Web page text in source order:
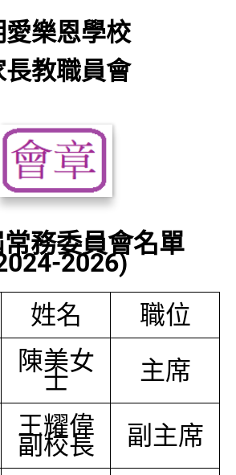
愛樂恩學校
長教職員會
務委員會名單
2026)
姓名
職位
陳美女
士 主席
王耀偉
副校長 副主席